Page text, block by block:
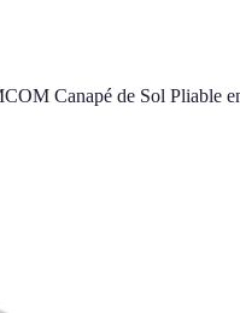
Canapé de Sol Pliable